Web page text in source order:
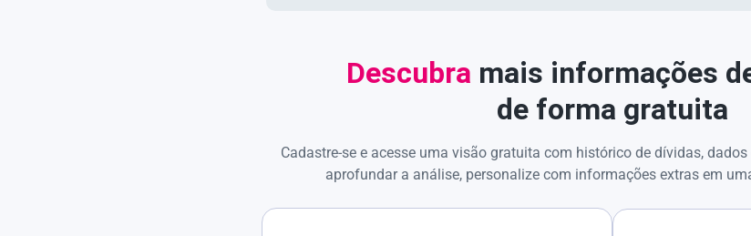
Descubra mais informações
de forma gratuita
Cadastre-se e acesse uma visão gratuita com histórico de dívidas,
aprofundar a análise, personalize com informações extras em